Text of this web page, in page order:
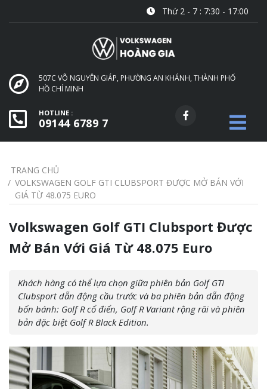
Thứ 2 - 7 : 7:30 - 17:00
507C VÕ NGUYÊN GIÁP, PHƯỜNG AN KHÁNH, THÀNH PHỐ
HỒ CHÍ MINH
HOTLINE :
09144 6789 7
TRANG CHỦ
VOLKSWAGEN GOLF GTI CLUBSPORT ĐƯỢC MỞ BÁN VỚI
GIÁ TỪ 48.075 EURO
Volkswagen Golf GTI Clubsport Được
Mở Bán Với Giá Từ 48.075 Euro
Khách hàng có thể lựa chọn giữa phiên bản Golf GTI
Clubsport dẫn động cầu trước và ba phiên bản dẫn động
bốn bánh: Golf R cổ điển, Golf R Variant rộng rãi và phiên
bản đặc biệt Golf R Black Edition.